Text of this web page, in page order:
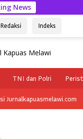
News
Redaksi Indeks
TNI dan Polri
Jurnalkapuasmelawi.com